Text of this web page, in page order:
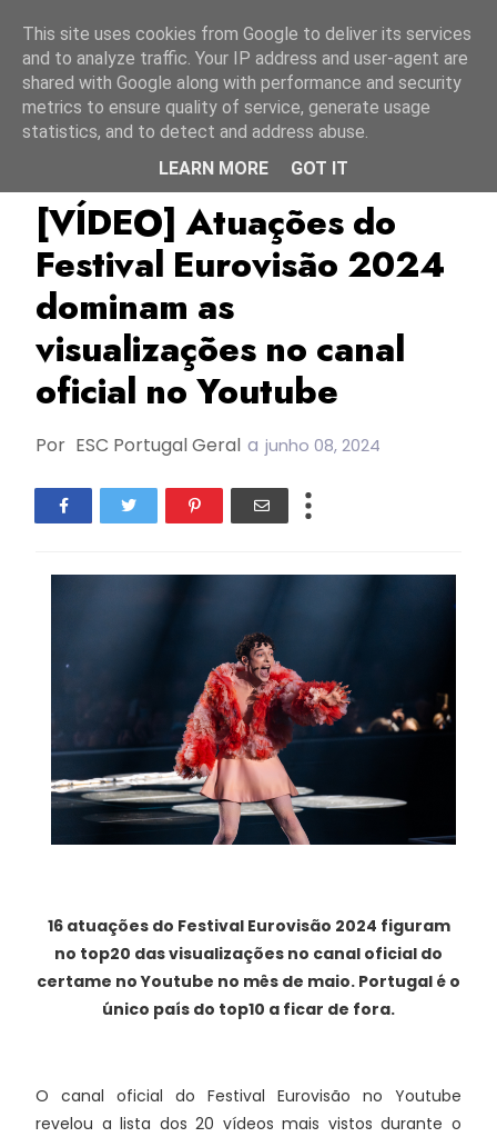
TOP Youtube
[VÍDEO] Atuações do
Festival Eurovisão 2024
dominam as
visualizações no canal
oficial no Youtube
Por ESC Portugal Geral a junho 08, 2024
16 atuações do Festival Eurovisão 2024 figuram
no top20 das visualizações no canal oficial do
certame no Youtube no mês de maio. Portugal é o
único país do top10 a ficar de fora.
O canal oficial do Festival Eurovisão no Youtube
revelou a lista dos 20 vídeos mais vistos durante o
This site uses cookies from Google to deliver its services
and to analyze traffic. Your IP address and user-agent are
shared with Google along with performance and security
metrics to ensure quality of service, generate usage
statistics, and to detect and address abuse.
LEARN MORE
GOT IT